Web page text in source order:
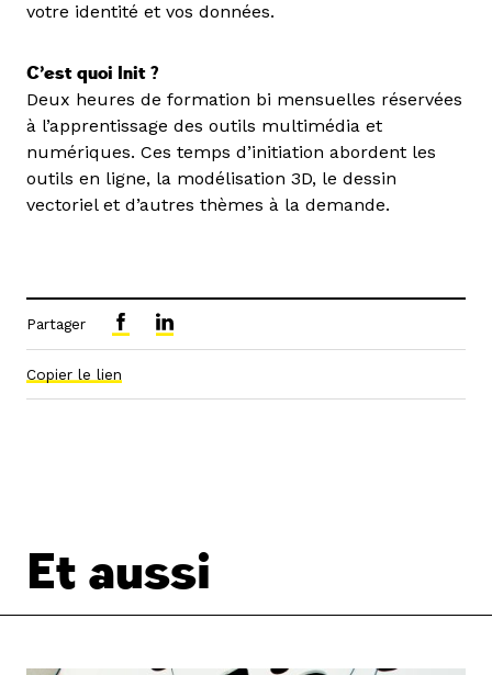
votre identité et vos données.
C’est quoi Init ?
Deux heures de formation bi mensuelles réservées
à l’apprentissage des outils multimédia et
numériques. Ces temps d’initiation abordent les
outils en ligne, la modélisation 3D, le dessin
vectoriel et d’autres thèmes à la demande.
Partager
Copier le lien
Et aussi